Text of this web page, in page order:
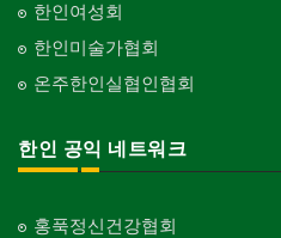
한인여성회
한인미술가협회
온주한인실협인협회
한인 공익 네트워크
홍푹정신건강협회